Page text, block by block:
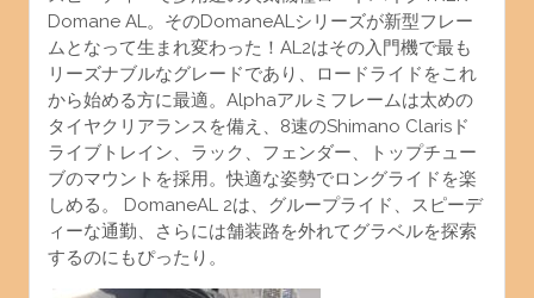
Domane AL。そのDomaneALシリーズが新型フレー
ムとなって生まれ変わった！AL2はその入門機で最も
リーズナブルなグレードであり、ロードライドをこれ
から始める方に最適。Alphaアルミフレームは太めの
タイヤクリアランスを備え、8速のShimano Clarisド
ライブトレイン、ラック、フェンダー、トップチュー
ブのマウントを採用。快適な姿勢でロングライドを楽
しめる。 DomaneAL 2は、グループライド、スピーデ
ィーな通勤、さらには舗装路を外れてグラベルを探索
するのにもぴったり。